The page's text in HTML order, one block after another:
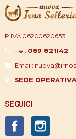
P.IVA 06200620653
Tel: 089 821142
Email:
SEDE OPERATIVA
SEGUICI
Facebook